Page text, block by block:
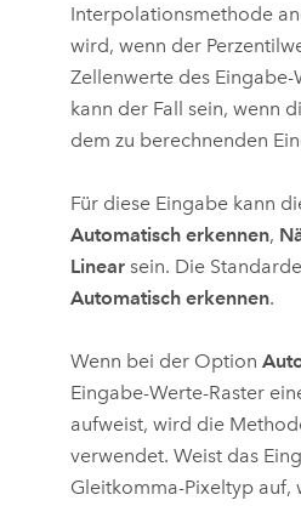
Interpolationsmethode
wird, wenn der
Zellenwerte des Eingabe-
kann der Fall sein, wenn
dem zu berechnenden
Für diese Eingabe kann
Automatisch erkennen,
Linear sein. Die
Automatisch erkennen.
Wenn bei der Option
Eingabe-Werte-Raster
aufweist, wird die
verwendet. Weist das
Gleitkomma-Pixeltyp